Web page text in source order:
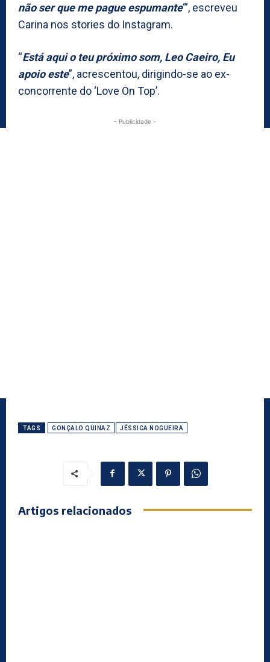
não ser que me pague espumante‘”, escreveu
Carina nos stories do Instagram.
“Está aqui o teu próximo som, Leo Caeiro, Eu
apoio este”, acrescentou, dirigindo-se ao ex-
concorrente do ‘Love On Top’.
- Publicidade -
TAGS GONÇALO QUINAZ JÉSSICA NOGUEIRA
Artigos relacionados